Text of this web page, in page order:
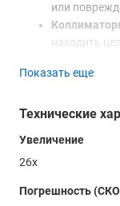
или
находить
временные
перчаток.
26 Classic, а также
Показать еще
Технические
Увеличение
26х
Погрешность